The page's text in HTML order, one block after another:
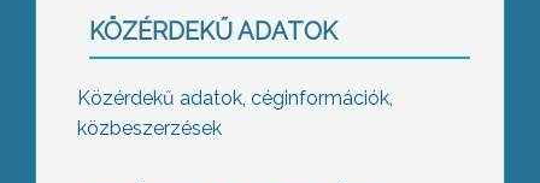
KÖZÉRDEKŰ ADATOK
Közérdekű adatok, céginformációk,
közbeszerzések